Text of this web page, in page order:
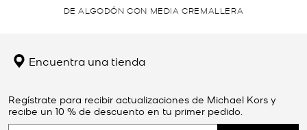
DE ALGODÓN CON MEDIA CREMALLERA
Encuentra una tienda
Regístrate para recibir actualizaciones de Michael Kors y
recibe un 10 % de descuento en tu primer pedido.